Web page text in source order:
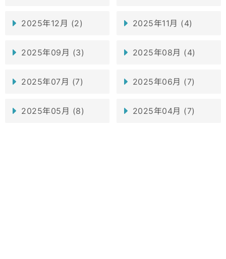
2025年12月 (2) 2025年11月 (4)
2025年09月 (3) 2025年08月 (4)
2025年07月 (7) 2025年06月 (7)
2025年05月 (8) 2025年04月 (7)